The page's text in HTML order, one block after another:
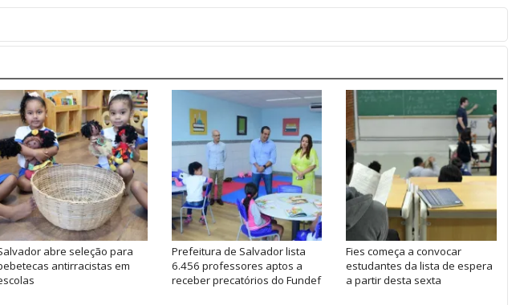
abre seleção para
antirracistas em
Prefeitura de Salvador lista
6.456 professores aptos a
receber precatórios do Fundef
Fies começa a convocar
estudantes da lista de espera
a partir desta sexta